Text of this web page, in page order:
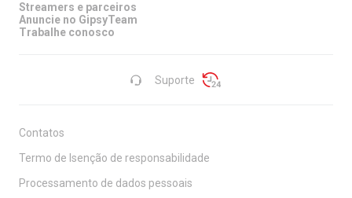
Suporte
Streamers e parceiros
Anuncie no GipsyTeam
Trabalhe conosco
Contatos
Termo de Isenção de responsabilidade
Processamento de dados pessoais